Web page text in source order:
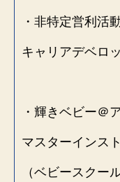
・非特定営利活
キャリアデベロ
・輝きベビー＠
マスターインス
（ベビースクー